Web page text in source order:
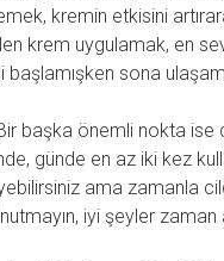
kremin etkisini
krem uygulamak, en
başlamışken sona
başka önemli nokta ise
günde en az iki kez
ama zamanla
iyi şeyler zaman